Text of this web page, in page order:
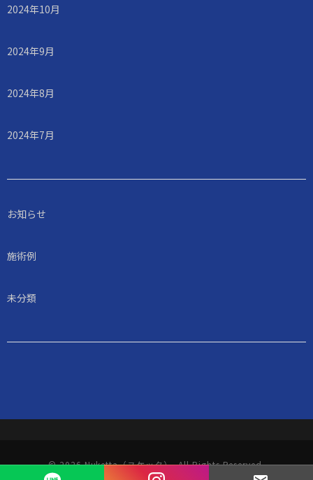
2024年10月
2024年9月
2024年8月
2024年7月
お知らせ
施術例
未分類
© 2026 Nuketta（ヌケッタ）. All Rights Reserved.